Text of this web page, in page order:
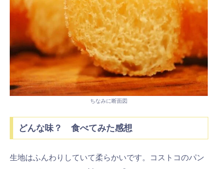
ちなみに断面図
どんな味？ 食べてみた感想
生地はふんわりしていて柔らかいです。コストコのパン